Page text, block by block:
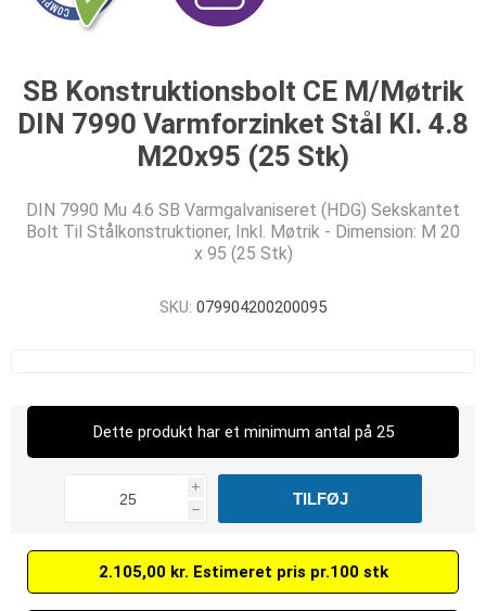
SB Konstruktionsbolt CE M/Møtrik
DIN 7990 Varmforzinket Stål Kl. 4.8
M20x95 (25 Stk)
DIN 7990 Mu 4.6 SB Varmgalvaniseret (HDG) Sekskantet
Bolt Til Stålkonstruktioner, Inkl. Møtrik - Dimension: M 20
x 95 (25 Stk)
SKU: 079904200200095
Dette produkt har et minimum antal på 25
i
h
2.105,00 kr. Estimeret pris pr.100 stk